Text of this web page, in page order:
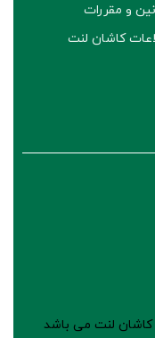
و مقررات
کاشان لنت
لنت می باشد